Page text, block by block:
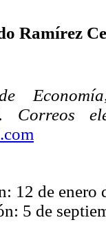
Ramírez
Correos
12 de enero
5 de